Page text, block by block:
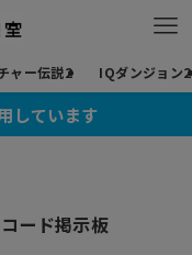
ャー伝説2 IQダンジョン2
しています
ード掲示板